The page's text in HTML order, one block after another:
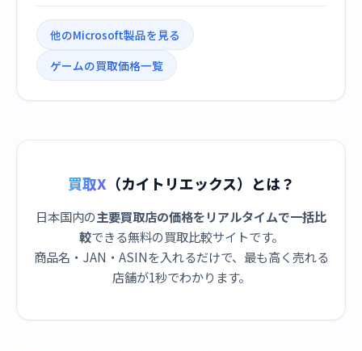
他のMicrosoft製品を見る
ゲームの買取価格一覧
買取X （カイトリエックス）とは？
日本国内の主要買取店の価格をリアルタイムで一括比
較できる無料の買取比較サイトです。
商品名・JAN・ASINを入れるだけで、最も高く売れる
店舗が1秒でわかります。